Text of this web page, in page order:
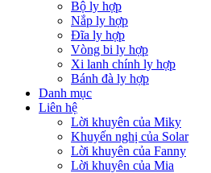
Bộ ly hợp
Nắp ly hợp
Đĩa ly hợp
Vòng bi ly hợp
Xi lanh chính ly hợp
Bánh đà ly hợp
Danh mục
Liên hệ
Lời khuyên của Miky
Khuyến nghị của Solar
Lời khuyên của Fanny
Lời khuyên của Mia